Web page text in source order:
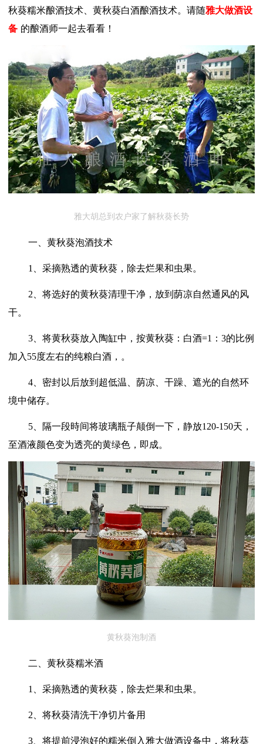
秋葵糯米酿酒技术、黄秋葵白酒酿酒技术。请随雅大做酒设
备 的酿酒师一起去看看！
雅大胡总到农户家了解秋葵长势
一、黄秋葵泡酒技术
1、采摘熟透的黄秋葵，除去烂果和虫果。
2、将选好的黄秋葵清理干净，放到荫凉自然通风的风
干。
3、将黄秋葵放入陶缸中，按黄秋葵：白酒=1：3的比例
加入55度左右的纯粮白酒，。
4、密封以后放到超低温、荫凉、干躁、遮光的自然环
境中储存。
5、隔一段時间将玻璃瓶子颠倒一下，静放120-150天，
至酒液颜色变为透亮的黄绿色，即成。
黄秋葵泡制酒
二、黄秋葵糯米酒
1、采摘熟透的黄秋葵，除去烂果和虫果。
2、将秋葵清洗干净切片备用
3、将提前浸泡好的糯米倒入雅大做酒设备中，将秋葵